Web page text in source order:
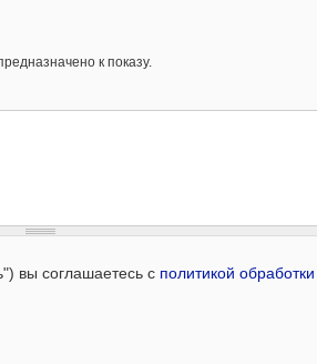
к показу.
вы соглашаетесь с политикой обработки